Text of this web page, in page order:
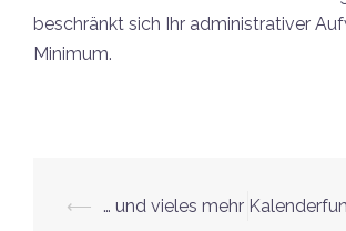
beschränkt sich Ihr administrativer
Minimum.
Beitrags-
⟵ … und vieles mehr